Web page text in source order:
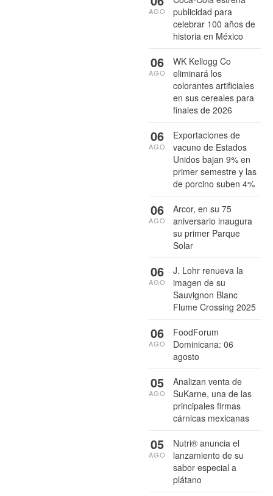
publicidad para
celebrar 100 años de
historia en México
AGO
WK Kellogg Co
eliminará los
colorantes artificiales
en sus cereales para
finales de 2026
06
AGO
Exportaciones de
vacuno de Estados
Unidos bajan 9% en
primer semestre y las
de porcino suben 4%
06
AGO
Arcor, en su 75
aniversario inaugura
su primer Parque
Solar
06
AGO
J. Lohr renueva la
imagen de su
Sauvignon Blanc
Flume Crossing 2025
06
AGO
FoodForum
Dominicana: 06
agosto
06
AGO
Analizan venta de
SuKarne, una de las
principales firmas
cárnicas mexicanas
05
AGO
Nutri® anuncia el
lanzamiento de su
sabor especial a
plátano
05
AGO